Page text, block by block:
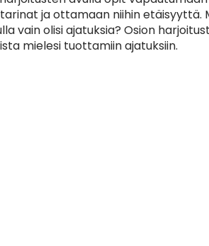
ja ottamaan niihin etäisyyttä.
vain olisi ajatuksia? Osion
mielesi tuottamiin ajatuksiin.